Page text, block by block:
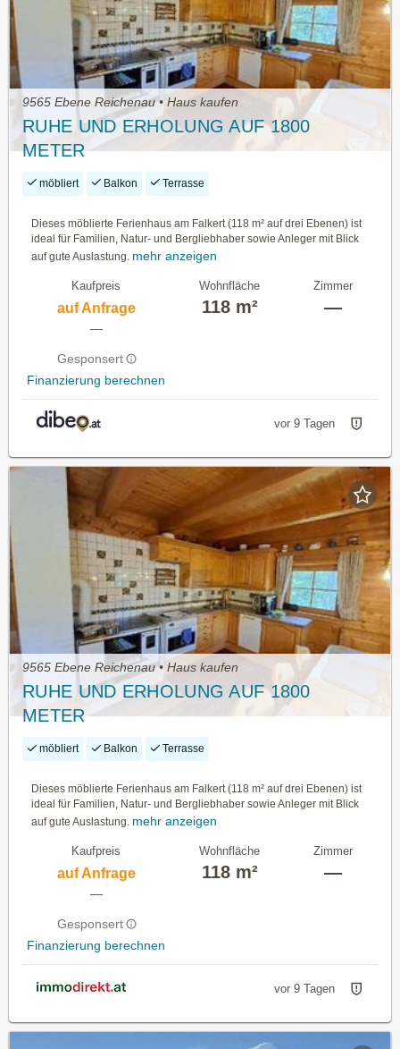
9565 Ebene Reichenau • Haus kaufen
RUHE UND ERHOLUNG AUF 1800
METER
möbliert Balkon Terrasse
Dieses möblierte Ferienhaus am Falkert (118 m² auf drei Ebenen) ist
ideal für Familien, Natur- und Bergliebhaber sowie Anleger mit Blick
auf gute Auslastung. mehr anzeigen
Kaufpreis
auf Anfrage
—
Gesponsert
Finanzierung berechnen
Wohnfläche
118 m²
Zimmer
—
vor 9 Tagen
9565 Ebene Reichenau • Haus kaufen
RUHE UND ERHOLUNG AUF 1800
METER
möbliert Balkon Terrasse
Dieses möblierte Ferienhaus am Falkert (118 m² auf drei Ebenen) ist
ideal für Familien, Natur- und Bergliebhaber sowie Anleger mit Blick
auf gute Auslastung. mehr anzeigen
Kaufpreis
auf Anfrage
—
Gesponsert
Finanzierung berechnen
Wohnfläche
118 m²
Zimmer
—
vor 9 Tagen